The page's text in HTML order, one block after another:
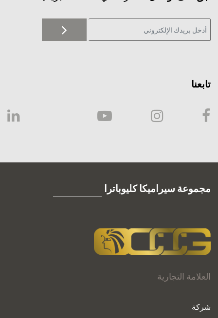
تابعنا
مجموعة سيراميكا كليوباترا
العلامة التجارية
شركة